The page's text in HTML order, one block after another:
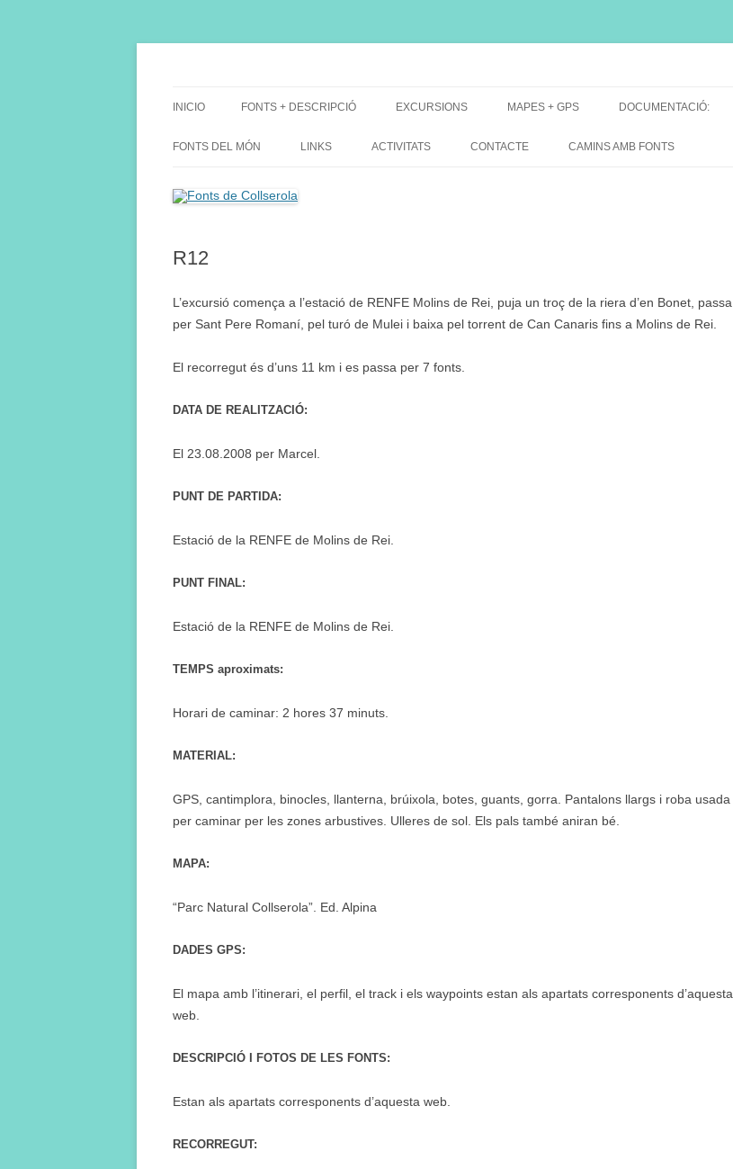
INICIO FONTS + DESCRIPCIÓ EXCURSIONS
DE GRUP
MAPES + GPS
MAPES EXCURSIONS
DOCUMENTACIÓ:
FONTS DEL MÓN LINKS ACTIVITATS CONTACTE CAMINS AMB FONTS
R12
L’excursió comença a l’estació de RENFE Molins de Rei, puja un troç de la riera d’en Bonet, passa
per Sant Pere Romaní, pel turó de Mulei i baixa pel torrent de Can Canaris fins a Molins de Rei.
El recorregut és d’uns 11 km i es passa per 7 fonts.
DATA DE REALITZACIÓ:
El 23.08.2008 per Marcel.
PUNT DE PARTIDA:
Estació de la RENFE de Molins de Rei.
PUNT FINAL:
Estació de la RENFE de Molins de Rei.
TEMPS aproximats:
Horari de caminar: 2 hores 37 minuts.
MATERIAL:
GPS, cantimplora, binocles, llanterna, brúixola, botes, guants, gorra. Pantalons llargs i roba usada
per caminar per les zones arbustives. Ulleres de sol. Els pals també aniran bé.
MAPA:
“Parc Natural Collserola”. Ed. Alpina
DADES GPS:
El mapa amb l’itinerari, el perfil, el track i els waypoints estan als apartats corresponents d’aquesta
web.
DESCRIPCIÓ I FOTOS DE LES FONTS:
Estan als apartats corresponents d’aquesta web.
RECORREGUT: